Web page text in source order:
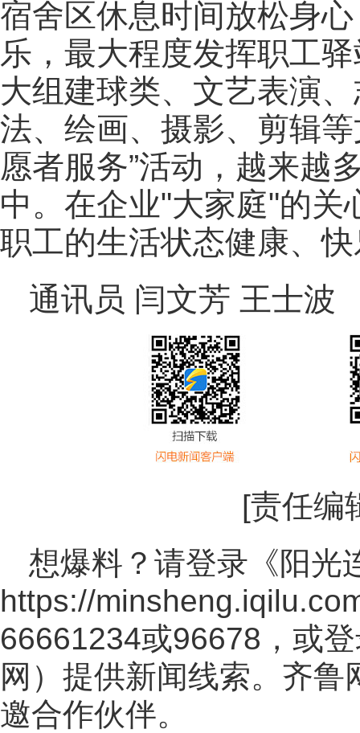
宿舍区休息时间放松身
乐，最大程度发挥职工
大组建球类、文艺表演
法、绘画、摄影、剪辑
愿者服务”活动，越来越
中。在企业"大家庭"的关
职工的生活状态健康、
通讯员 闫文芳 王士波
[责任编
想爆料？请登录《阳光
https://
66661234或96678，或
网 ）提供新闻线索。齐鲁
邀合作伙伴。